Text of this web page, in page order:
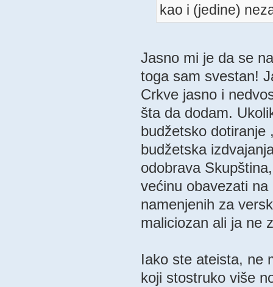
kao i (jedine)
Jasno mi je da se
toga sam svestan!
Crkve jasno i
šta da dodam.
budžetsko dotiranje
budžetska
odobrava
većinu obavezati
namenjenih za
maliciozan ali ja ne
Iako ste ateista, ne
koji stostruko više